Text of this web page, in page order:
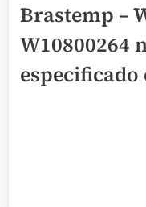
Brastemp –
W10800264
especificado